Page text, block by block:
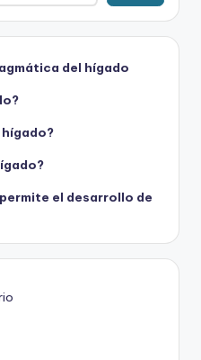
del hígado
el desarrollo de